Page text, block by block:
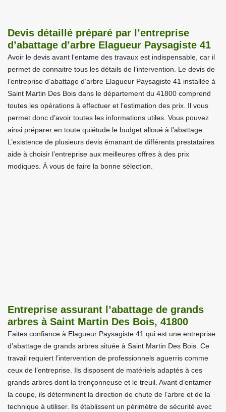
Devis détaillé préparé par l’entreprise
d’abattage d’arbre Elagueur Paysagiste 41
Avoir le devis avant l’entame des travaux est indispensable, car il
permet de connaitre tous les détails de l’intervention. Le devis de
l’entreprise d’abattage d’arbre Elagueur Paysagiste 41 installée à
Saint Martin Des Bois dans le département du 41800 comprend
toutes les opérations à effectuer et l’estimation des prix. Il vous
permet donc d’avoir toutes les informations utiles. Vous pouvez
ainsi préparer en toute quiétude le budget alloué à l’abattage.
L’existence de plusieurs devis émanant de différents prestataires
aide à choisir l’entreprise aux meilleures offres à des prix
modiques. À vous de faire la bonne sélection.
Entreprise assurant l’abattage de grands
arbres à Saint Martin Des Bois, 41800
Faites confiance à Elagueur Paysagiste 41 qui est une entreprise
d’abattage de grands arbres située à Saint Martin Des Bois. Ce
travail requiert l’intervention de professionnels aguerris comme
ceux de l’entreprise. Ils disposent de matériels adaptés à ces
grands arbres dont la tronçonneuse et le treuil. Avant d’entamer
la coupe, ils déterminent la direction de chute de l’arbre et de la
technique à utiliser. Ils établissent un périmètre de sécurité avec